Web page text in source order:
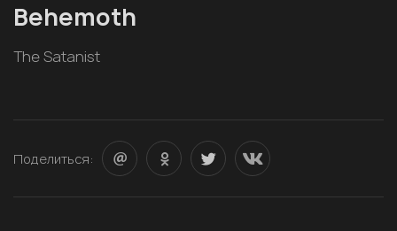
Behemoth
The Satanist
Поделиться: